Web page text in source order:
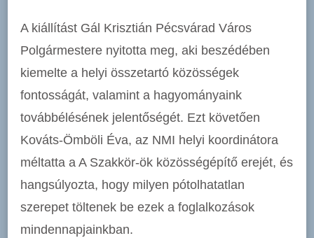
A kiállítást Gál Krisztián Pécsvárad Város
Polgármestere nyitotta meg, aki beszédében
kiemelte a helyi összetartó közösségek
fontosságát, valamint a hagyományaink
továbbélésének jelentőségét. Ezt követően
Kováts-Ömböli Éva, az NMI helyi koordinátora
méltatta a A Szakkör-ök közösségépítő erejét, és
hangsúlyozta, hogy milyen pótolhatatlan
szerepet töltenek be ezek a foglalkozások
mindennapjainkban.